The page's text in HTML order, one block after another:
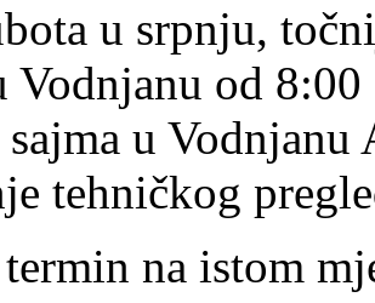
u srpnju,
Vodnjanu od
sajma u
tehničkog
na istom